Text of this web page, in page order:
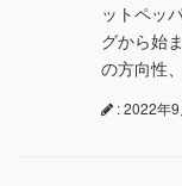
ットペッ
グから始
の方向性
: 2022年